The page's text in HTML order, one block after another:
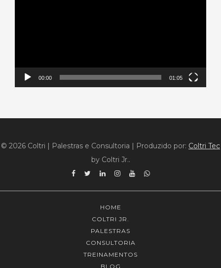
00:00 01:05
© 2026 Coltri | Palestras e Consultoria | Produzido por: Coltri Tec
by Coltri Jr..
Facebook
TwitterLinkedinInstagram
YouTubeWhatsApp
HOME
COLTRI JR.
PALESTRAS
CONSULTORIA
TREINAMENTOS
BLOG